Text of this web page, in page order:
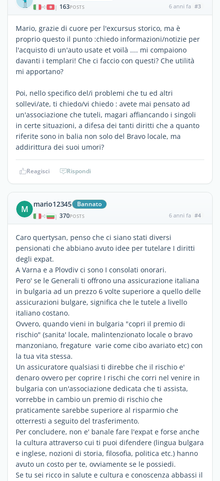
| 163POSTS 6 anni fa #3
Mario, grazie di cuore per l'excursus storico, ma è
proprio questo il punto :chiedo informazioni/notizie per
l'acquisto di un'auto usate et voilà .... mi compaiono
davanti i templari! Che ci faccio con questi? Che utilità
mi apportano?
Poi, nello specifico del/i problemi che tu ed altri
sollevi/ate, ti chiedo/vi chiedo : avete mai pensato ad
un'associazione che tuteli, magari affiancando i singoli
in certe situazioni, a difesa dei tanti diritti che a quanto
riferite sono in balia non solo del Bravo locale, ma
addirittura dei suoi umori?
Reagisci Rispondi
M mario12345 Bannato
| 370POSTS 6 anni fa #4
Caro quertysan, penso che ci siano stati diversi
pensionati che abbiano avuto idee per tutelare I diritti
degli expat.
A Varna e a Plovdiv ci sono I consolati onorari.
Pero' se le Generali ti offrono una assicurazione italiana
in bulgaria ad un prezzo 6 volte superiore a quello delle
assicurazioni bulgare, significa che le tutele a livello
italiano costano.
Ovvero, quando vieni in bulgaria "copri il premio di
rischio" (sanita' locale, malintenzionato locale o bravo
manzoniano, fregature varie come cibo avariato etc) con
la tua vita stessa.
Un assicuratore qualsiasi ti direbbe che il rischio e'
denaro ovvero per coprire I rischi che corri nel venire in
bulgaria con un'associazione dedicata che ti assista,
vorrebbe in cambio un premio di rischio che
praticamente sarebbe superiore al risparmio che
otterresti a seguito del trasferimento.
Per concludere, non e' banale fare l'expat e forse anche
la cultura attraverso cui ti puoi difendere (lingua bulgara
e inglese, nozioni di storia, filosofia, politica etc.) hanno
avuto un costo per te, ovviamente se le possiedi.
Se tu sei ricco in salute e cultura e conoscenza abbassi il